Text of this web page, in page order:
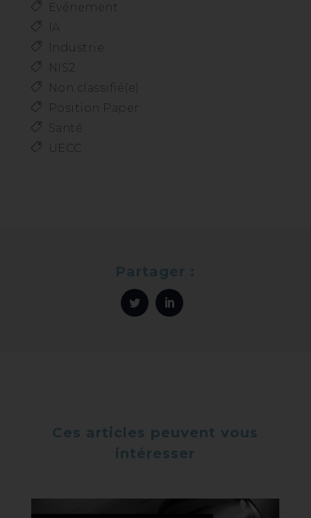
Evénement
IA
Industrie
NIS2
Non classifié(e)
Position Paper
Santé
UECC
Partager :
Ces articles peuvent vous
intéresser